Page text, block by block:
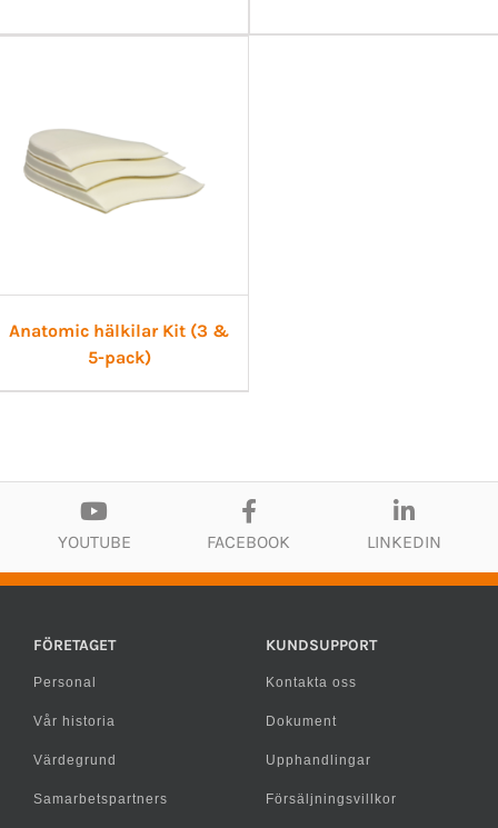
Anatomic hälkilar Kit (3 &
5-pack)
YOUTUBE FACEBOOK LINKEDIN
FÖRETAGET
Personal
Vår historia
Värdegrund
Samarbetspartners
KUNDSUPPORT
Kontakta oss
Dokument
Upphandlingar
Försäljningsvillkor